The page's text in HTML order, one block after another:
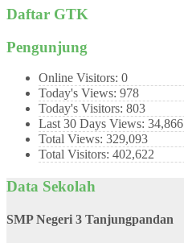
Daftar GTK
Pengunjung
Online Visitors: 0
Today's Views: 978
Today's Visitors: 803
Last 30 Days Views: 34,866
Total Views: 329,093
Total Visitors: 402,622
Data Sekolah
SMP Negeri 3 Tanjungpandan